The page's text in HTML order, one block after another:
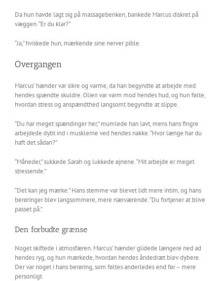
Da hun havde lagt sig på massagebenken, bankede Marcus diskret på
væggen. “Er du klar?”
“Ja,” hviskede hun, mærkende sine nerver pible.
Overgangen
Marcus’ hænder var sikre og varme, da han begyndte at arbejde med
hendes spændte skuldre. Olien var varm mod hendes hud, og hun følte,
hvordan stress og anspændthed langsomt begyndte at slippe.
“Du har meget spændinger her,” mumlede han lavt, mens hans fingre
arbejdede dybt ind i musklerne ved hendes nakke. “Hvor længe har du
haft det sådan?”
“Måneder,” sukkede Sarah og lukkede øjnene. “Mit arbejde er meget
stressende.”
“Det kan jeg mærke.” Hans stemme var blevet lidt mere intim, og hans
berøringer blev langsommere, mere nærværende. “Du fortjener at blive
passet på.”
Den forbudte grænse
Noget skiftede i atmosfæren. Marcus’ hænder glidede længere ned ad
hendes ryg, og hun mærkede, hvordan hendes åndedræt blev dybere.
Der var noget i hans berøring, som føltes anderledes end før – mere
personligt.